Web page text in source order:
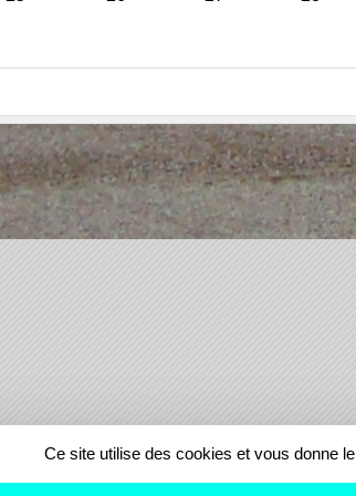
REGIONS
Ce site utilise des cookies et vous donne